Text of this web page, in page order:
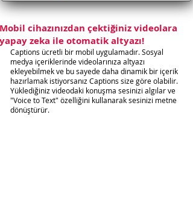
Mobil cihazınızdan çektiğiniz videolara
yapay zeka ile otomatik altyazı!
Captions ücretli bir mobil uygulamadır. Sosyal
medya içeriklerinde videolarınıza altyazı
ekleyebilmek ve bu sayede daha dinamik bir içerik
hazırlamak istiyorsanız Captions size göre olabilir.
Yüklediğiniz videodaki konuşma sesinizi algılar ve
"Voice to Text" özelliğini kullanarak sesinizi metne
dönüştürür.